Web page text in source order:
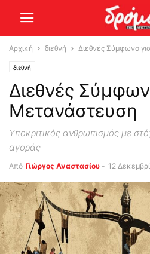
Αρχική διεθνή Διεθνές Σύμφωνο
διεθνή
Διεθνές
Μετανάστευση
Υποκριτικός ανθρωπισμός με
αγοράς
Από Γιώργος Αναστασίου - 12